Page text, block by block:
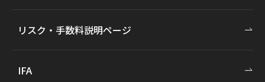
リスク・手数料説明ページ
IFA